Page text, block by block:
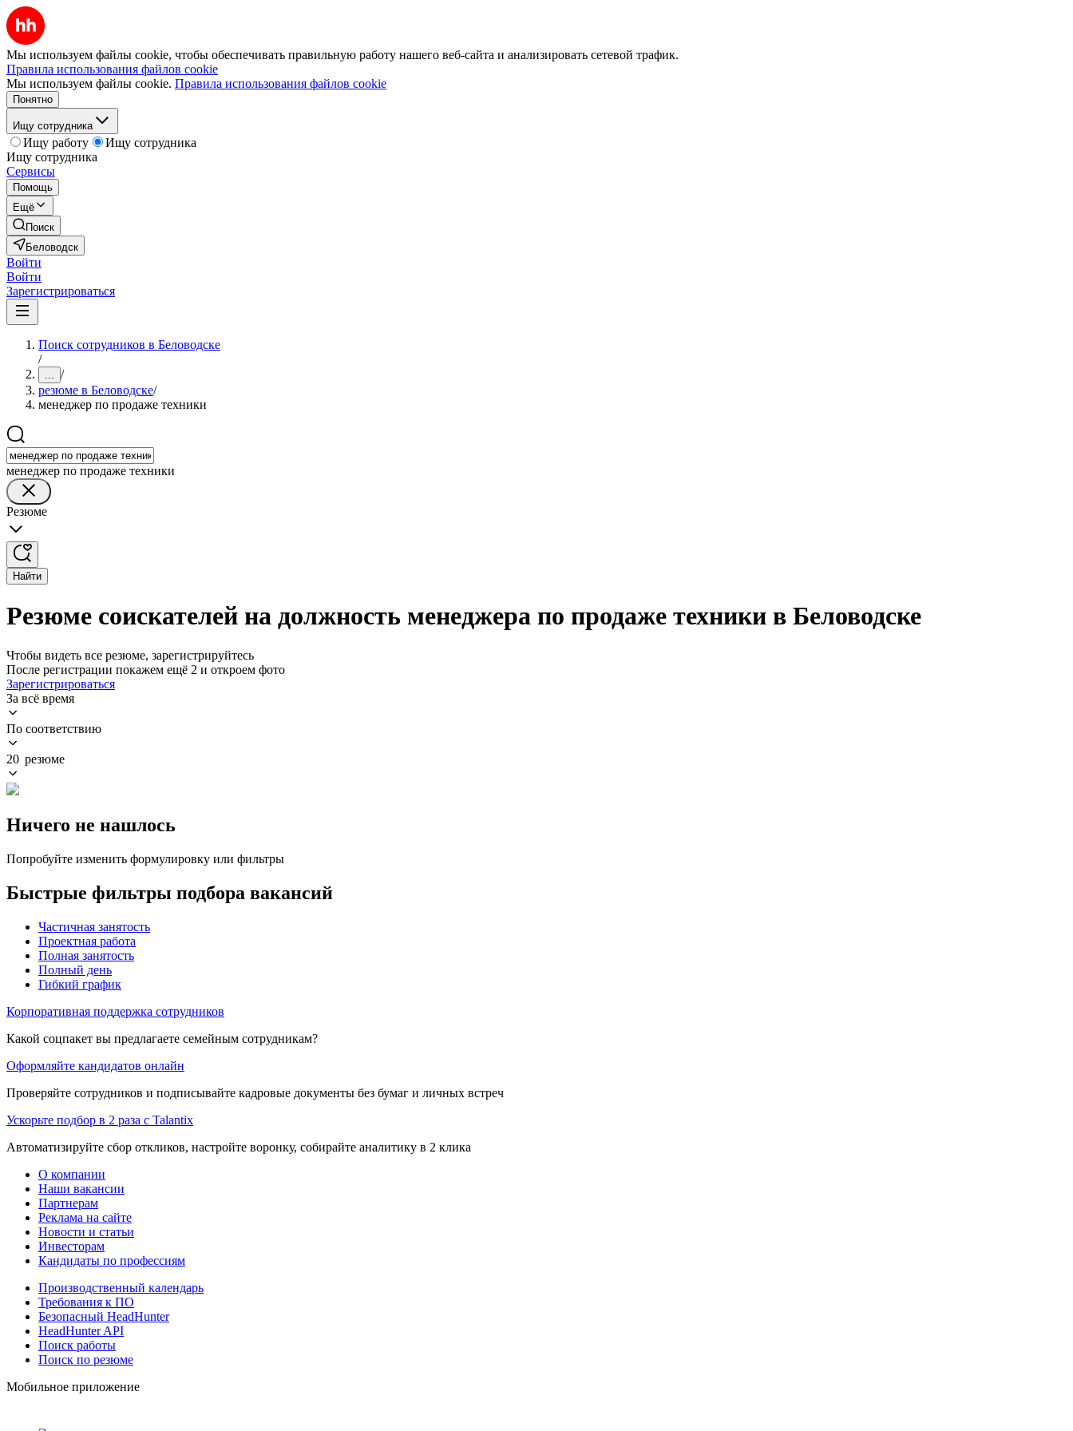
Мы используем файлы cookie, чтобы обеспечивать правильную работу нашего веб-сайта и анализировать сетевой трафик.
Правила использования файлов cookie
Мы используем файлы cookie. Правила использования файлов cookie
Понятно
Ищу сотрудника
Ищу работу
Ищу сотрудника
Ищу сотрудника
Сервисы
Помощь
Ещё
Поиск
Беловодск
Войти
Войти
Зарегистрироваться
Поиск сотрудников в Беловодске
/
... /
резюме в Беловодске/
менеджер по продаже техники
менеджер по продаже техники
Резюме
Найти
Резюме соискателей на должность менеджера по продаже техники в Беловодске
Чтобы видеть все резюме, зарегистрируйтесь
После регистрации покажем ещё 2 и откроем фото
Зарегистрироваться
За всё время
По соответствию
20 резюме
Ничего не нашлось
Попробуйте изменить формулировку или фильтры
Быстрые фильтры подбора вакансий
Частичная занятость
Проектная работа
Полная занятость
Полный день
Гибкий график
Корпоративная поддержка сотрудников
Какой соцпакет вы предлагаете семейным сотрудникам?
Оформляйте кандидатов онлайн
Проверяйте сотрудников и подписывайте кадровые документы без бумаг и личных встреч
Ускорьте подбор в 2 раза с Talantix
Автоматизируйте сбор откликов, настройте воронку, собирайте аналитику в 2 клика
О компании
Наши вакансии
Партнерам
Реклама на сайте
Новости и статьи
Инвесторам
Кандидаты по профессиям
Производственный календарь
Требования к ПО
Безопасный HeadHunter
HeadHunter API
Поиск работы
Поиск по резюме
Мобильное приложение